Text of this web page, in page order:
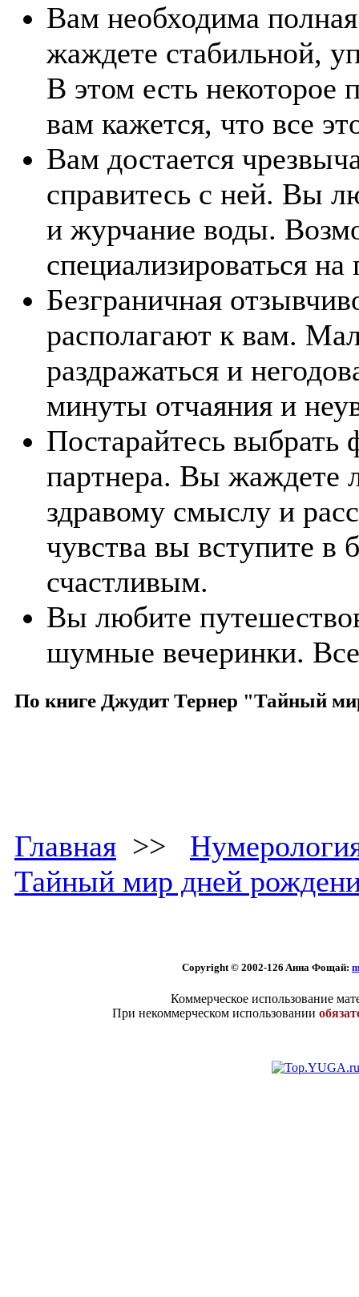
Вам необходима
жаждете стабильной,
В этом есть некоторое
вам кажется, что все
Вам достается
справитесь с ней. Вы
и журчание воды.
специализироваться
Безграничная
располагают к вам.
раздражаться и
минуты отчаяния и
Постарайтесь выбрать
партнера. Вы жаждете
здравому смыслу и
чувства вы вступите в
счастливым.
Вы любите
шумные вечеринки.
По книге Джудит Тернер "Тайный
Главная >>
Тайный мир дней
Copyright © 2002-126 Aннa Фoщaй:
Коммерческое использование
При некоммерческом использовании